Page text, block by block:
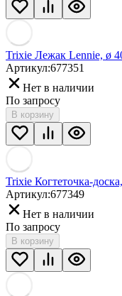
Trixie Лежак Lennie, ø
Артикул:677351
Нет в наличии
По запросу
В корзину
Trixie Когтеточка-
Артикул:677349
Нет в наличии
По запросу
В корзину